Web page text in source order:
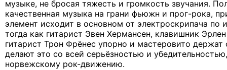
музыке, не бросая тяжесть и громкость звучания.
качественная музыка на грани фьюжн и прог-рока,
элемент исходит в основном от электроскрипача по
тогда как гитарист Эвен Хермансен, клавишник
гитарист Трон Фрёнес упорно и мастеровито держат
делают это со всей серьёзностью и
норвежскому рок-движению.